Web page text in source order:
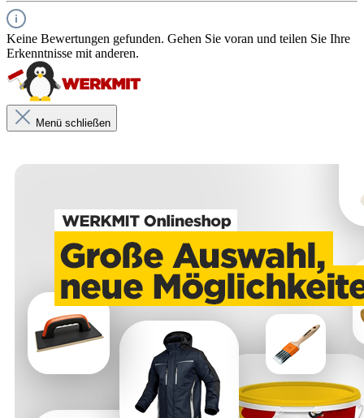
Keine Bewertungen gefunden. Gehen Sie voran und teilen Sie Ihre
Erkenntnisse mit anderen.
Menü schließen